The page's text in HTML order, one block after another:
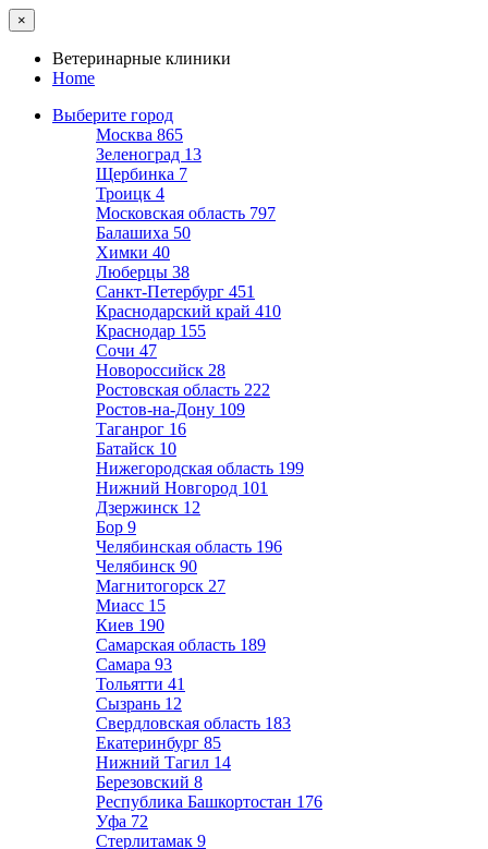
×
Ветеринарные клиники
Home
Выберите город
Москва 865
Зеленоград 13
Щербинка 7
Троицк 4
Московская область 797
Балашиха 50
Химки 40
Люберцы 38
Санкт-Петербург 451
Краснодарский край 410
Краснодар 155
Сочи 47
Новороссийск 28
Ростовская область 222
Ростов-на-Дону 109
Таганрог 16
Батайск 10
Нижегородская область 199
Нижний Новгород 101
Дзержинск 12
Бор 9
Челябинская область 196
Челябинск 90
Магнитогорск 27
Миасс 15
Киев 190
Самарская область 189
Самара 93
Тольятти 41
Сызрань 12
Свердловская область 183
Екатеринбург 85
Нижний Тагил 14
Березовский 8
Республика Башкортостан 176
Уфа 72
Стерлитамак 9